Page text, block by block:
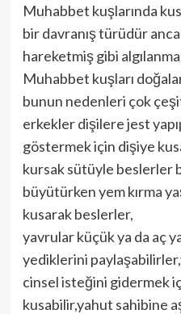
Muhabbet kuşlarında
bir davranış türüdür
hareketmiş gibi
Muhabbet kuşları
bunun nedenleri çok
erkekler dişilere jest
göstermek için dişiye
kursak sütüyle beslerler
büyütürken yem kırma
kusarak beslerler,
yavrular küçük ya da aç
yediklerini
cinsel isteğini gidermek
kusabilir,yahut sahibine